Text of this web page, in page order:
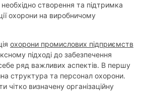
необхідно створення та підтримка
охорони на виробничому
охорони промислових підприємств
підході до забезпечення
ряд важливих аспектів. В першу
структура та персонал охорони.
чітко визначену організаційну